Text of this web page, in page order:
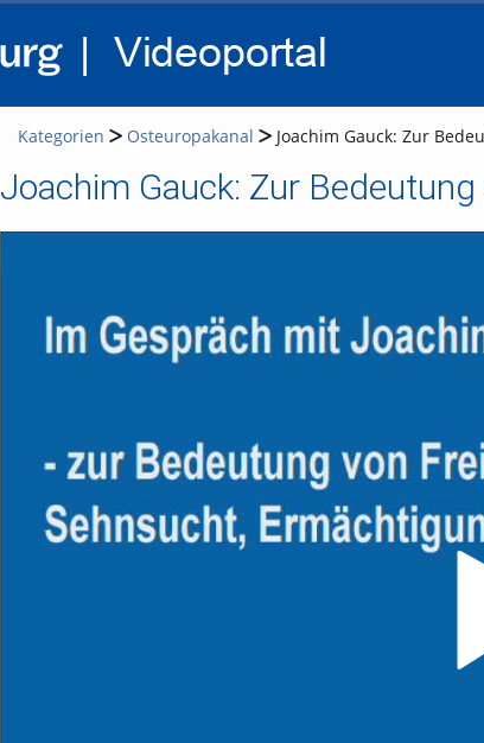
Kategorien Osteuropakanal Joachim Gauck: Zur
Joachim Gauck: Zur